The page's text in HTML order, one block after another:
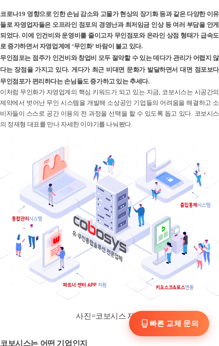
코로나19 영향으로 인한 손님 감소와 고물가 현상의 장기화 등과 같은 다양한 이유
들로 자영업자들은 오프라인 점포의 경영난과 최저임금 인상 등 여러 부담을 안게
되었다. 이에 인건비와 운영비를 줄이고자 무인점포와 온라인 상점 형태가 급속도
로 증가하면서 자영업계에 ‘무인화’ 바람이 불고 있다.
무인점포는 점주가 인건비와 창업비 모두 절약할 수 있는 데다가 관리가 어렵지 않
다는 장점을 가지고 있다. 게다가 최근 비대면 문화가 발달하면서 대면 점포보다
무인점포가 편리하다는 손님들도 증가하고 있는 추세다.
이처럼 무인화가 자영업계의 핵심 키워드가 되고 있는 지금, 코보시스는 시공간의
제약에서 벗어난 무인 시스템을 개발해 소상공인 기업들의 어려움을 해결하고 소
비자들이 스스로 공간 이용의 전 과정을 선택을 할 수 있도록 돕고 있다. 코보시스
의 정재형 대표를 만나 자세한 이야기를 나눠봤다.
사진=코보시스 제공
코보시스는 어떤 기업인지
빠른 교체 문의